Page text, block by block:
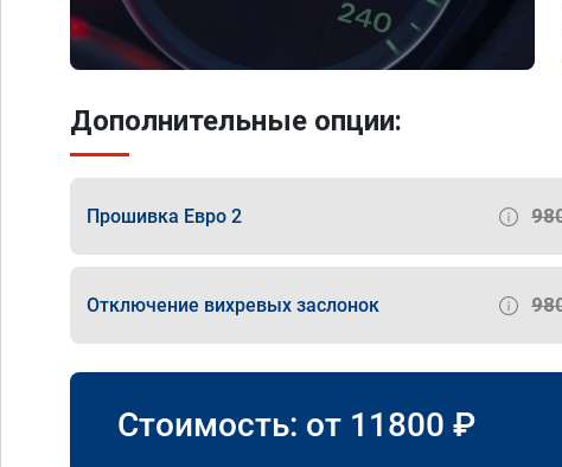
Дополнительные опции:
Прошивка Евро 2
Отключение вихревых заслонок
Стоимость: от 11800 ₽